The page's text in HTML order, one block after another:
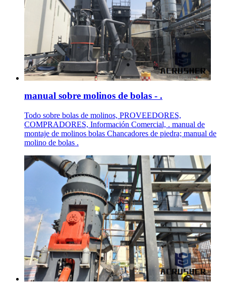
manual sobre molinos de bolas - .
Todo sobre bolas de molinos, PROVEEDORES,
COMPRADORES, Información Comercial, . manual de
montaje de molinos bolas Chancadores de piedra; manual de
molino de bolas .